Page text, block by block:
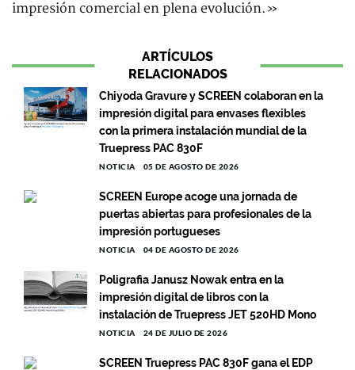
impresión comercial en plena evolución.»
ARTÍCULOS
RELACIONADOS
Chiyoda Gravure y SCREEN colaboran en la
impresión digital para envases flexibles
con la primera instalación mundial de la
Truepress PAC 830F
NOTICIA 05 DE AGOSTO DE 2026
SCREEN Europe acoge una jornada de
puertas abiertas para profesionales de la
impresión portugueses
NOTICIA 04 DE AGOSTO DE 2026
Poligrafia Janusz Nowak entra en la
impresión digital de libros con la
instalación de Truepress JET 520HD Mono
NOTICIA 24 DE JULIO DE 2026
SCREEN Truepress PAC 830F gana el EDP